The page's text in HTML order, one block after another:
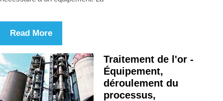
Read More
Traitement de l'or -
Équipement,
déroulement du
processus,